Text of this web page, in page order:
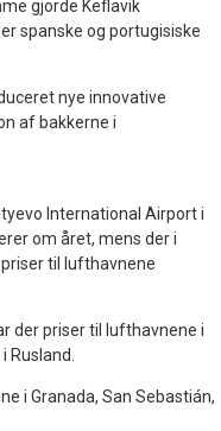
gjorde Keflavik
spanske og portugisiske
nye innovative
af bakkerne i
International Airport i
om året, mens der i
til lufthavnene
der priser til lufthavnene i
Rusland.
i Granada, San Sebastián,